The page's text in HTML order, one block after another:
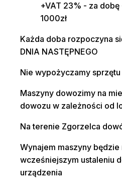
+VAT 23% - za
1000zł
Każda doba rozpoczyna
DNIA NASTĘPNEGO
Nie wypożyczamy sprzętu
Maszyny dowozimy na
dowozu w zależności od
Na terenie Zgorzelca
Wynajem maszyny
wcześniejszym ustaleniu
urządzenia